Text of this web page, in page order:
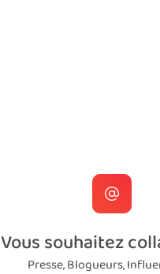
Vous souhaitez
Presse, Blogueurs,